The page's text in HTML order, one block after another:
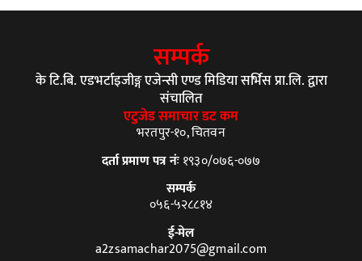
सम्पर्क
के टि.बि. एडभर्टाइजीङ्ग एजेन्सी एण्ड मिडिया सर्भिस प्रा.लि. द्वारा
संचालित
एटुजेड समाचार डट कम
भरतपुर-१०, चितवन
दर्ता प्रमाण पत्र नंः१९३०/०७६-०७७
सम्पर्क
०५६-५२८८१४
ई-मेल
a2zsamachar2075@gmail.com